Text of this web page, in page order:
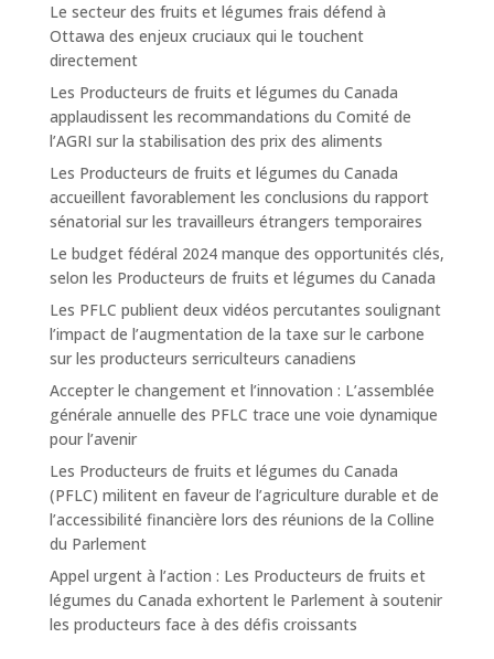
Le secteur des fruits et légumes frais défend à
Ottawa des enjeux cruciaux qui le touchent
directement
Les Producteurs de fruits et légumes du Canada
applaudissent les recommandations du Comité de
l’AGRI sur la stabilisation des prix des aliments
Les Producteurs de fruits et légumes du Canada
accueillent favorablement les conclusions du rapport
sénatorial sur les travailleurs étrangers temporaires
Le budget fédéral 2024 manque des opportunités clés,
selon les Producteurs de fruits et légumes du Canada
Les PFLC publient deux vidéos percutantes soulignant
l’impact de l’augmentation de la taxe sur le carbone
sur les producteurs serriculteurs canadiens
Accepter le changement et l’innovation : L’assemblée
générale annuelle des PFLC trace une voie dynamique
pour l’avenir
Les Producteurs de fruits et légumes du Canada
(PFLC) militent en faveur de l’agriculture durable et de
l’accessibilité financière lors des réunions de la Colline
du Parlement
Appel urgent à l’action : Les Producteurs de fruits et
légumes du Canada exhortent le Parlement à soutenir
les producteurs face à des défis croissants